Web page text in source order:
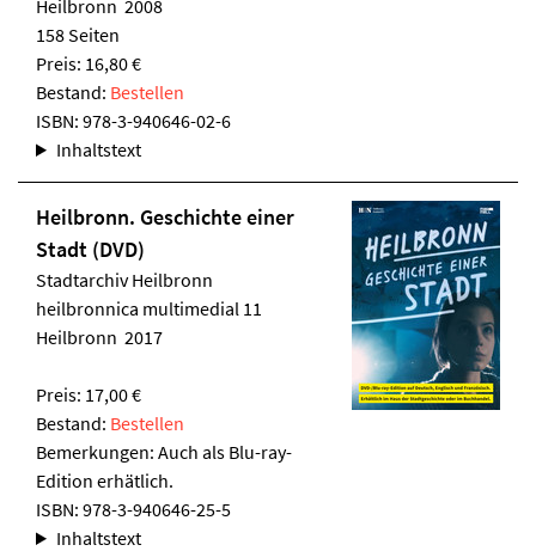
Heilbronn 2008
158 Seiten
Preis: 16,80 €
Bestand: Bestellen
ISBN: 978-3-940646-02-6
Inhaltstext
Heilbronn. Geschichte einer
Stadt (DVD)
Stadtarchiv Heilbronn
heilbronnica multimedial 11
Heilbronn 2017
Preis: 17,00 €
Bestand: Bestellen
Bemerkungen: Auch als Blu-ray-
Edition erhätlich.
ISBN: 978-3-940646-25-5
Inhaltstext